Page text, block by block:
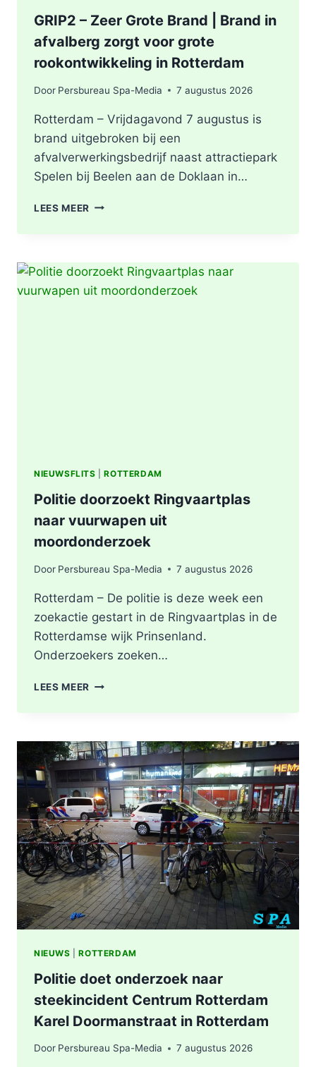
GRIP2 – Zeer Grote Brand | Brand in
afvalberg zorgt voor grote
rookontwikkeling in Rotterdam
Door Persbureau Spa-Media 7 augustus 2026
Rotterdam – Vrijdagavond 7 augustus is
brand uitgebroken bij een
afvalverwerkingsbedrijf naast attractiepark
Spelen bij Beelen aan de Doklaan in…
LEES MEER GRIP2
BRAND
|
BRAND
NIEUWSFLITS |ROTTERDAM
Politie doorzoekt Ringvaartplas
naar vuurwapen uit
moordonderzoek
Door Persbureau Spa-Media 7 augustus 2026
Rotterdam – De politie is deze week een
zoekactie gestart in de Ringvaartplas in de
Rotterdamse wijk Prinsenland.
Onderzoekers zoeken…
LEES MEER POLITIE
VUURWAPEN
UIT
MOORDONDERZOEK
NIEUWS |ROTTERDAM
Politie doet onderzoek naar
steekincident Centrum Rotterdam
Karel Doormanstraat in Rotterdam
Door Persbureau Spa-Media 7 augustus 2026